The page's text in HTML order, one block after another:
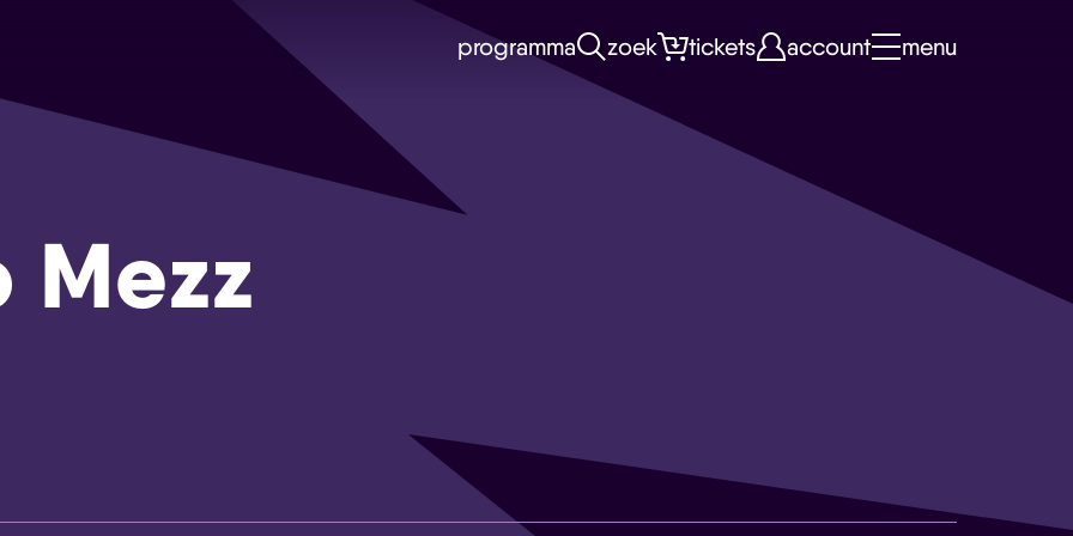
programma zoek tickets account menu
Mezz